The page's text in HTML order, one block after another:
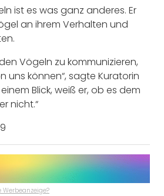
ist es was ganz anderes. Er
an ihrem Verhalten und
Vögeln zu kommunizieren,
uns können“, sagte Kuratorin
Blick, weiß er, ob es dem
nicht.“
Werbeanzeige?